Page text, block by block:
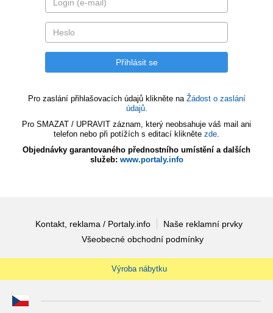
Pro zaslání přihlašovacích údajů klikněte na Žádost o zaslání
údajů.
Pro SMAZAT / UPRAVIT záznam, který neobsahuje váš mail ani
telefon nebo při potížích s editací klikněte zde.
Objednávky garantovaného přednostního umístění a dalších
služeb: www.portaly.info
Kontakt, reklama / Portaly.info
Naše reklamní prvky
Všeobecné obchodní podmínky
Výroba nábytku